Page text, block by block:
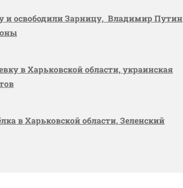
и освободили Зарницу, Владимир Путин
в Харьковской области, украинская
в Харьковской области, Зеленский